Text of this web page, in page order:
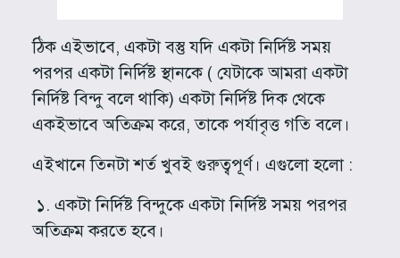
ঠিক এইভাবে, একটা বস্তু যদি একটা নির্দিষ্ট সময়
পরপর একটা নির্দিষ্ট স্থানকে ( যেটাকে আমরা একটা
নির্দিষ্ট বিন্দু বলে থাকি) একটা নির্দিষ্ট দিক থেকে
একইভাবে অতিক্রম করে, তাকে পর্যাবৃত্ত গতি বলে।
এইখানে তিনটা শর্ত খুবই গুরুত্বপূর্ণ। এগুলো হলো :
১. একটা নির্দিষ্ট বিন্দুকে একটা নির্দিষ্ট সময় পরপর
অতিক্রম করতে হবে।